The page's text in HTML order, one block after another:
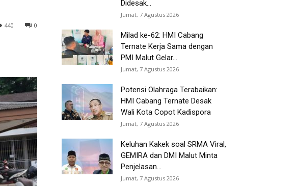
0
440
Didesak...
Jumat, 7 Agustus 2026
Milad ke-62: HMI Cabang
Ternate Kerja Sama dengan
PMI Malut Gelar...
Jumat, 7 Agustus 2026
Potensi Olahraga Terabaikan:
HMI Cabang Ternate Desak
Wali Kota Copot Kadispora
Jumat, 7 Agustus 2026
Keluhan Kakek soal SRMA Viral,
GEMIRA dan DMI Malut Minta
Penjelasan...
Jumat, 7 Agustus 2026